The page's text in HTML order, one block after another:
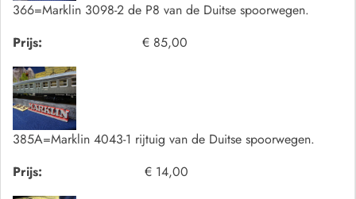
366=Marklin 3098-2 de P8 van de Duitse spoorwegen.
Prijs:
€ 85,00
385A=Marklin 4043-1 rijtuig van de Duitse spoorwegen.
Prijs:
€ 14,00